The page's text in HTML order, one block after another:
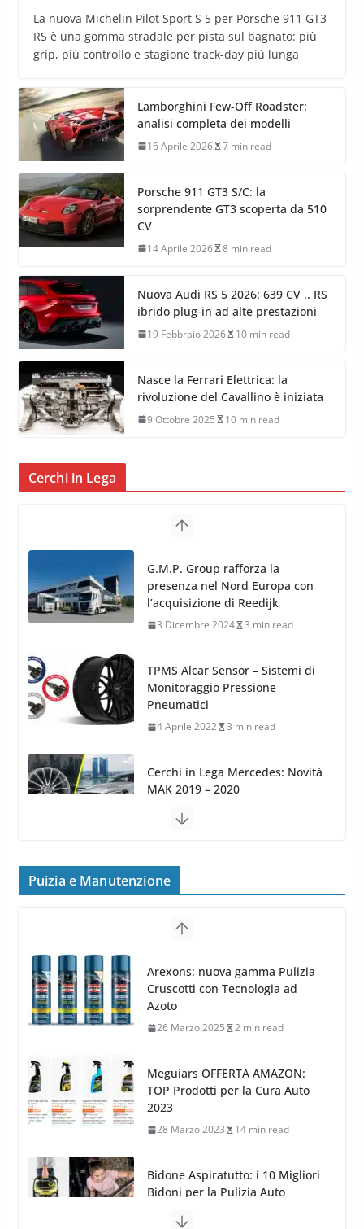
La nuova Michelin Pilot Sport S 5 per Porsche 911 GT3
RS è una gomma stradale per pista sul bagnato: più
grip, più controllo e stagione track-day più lunga
Lamborghini Few-Off Roadster:
analisi completa dei modelli
16 Aprile 2026 7 min read
Porsche 911 GT3 S/C: la
sorprendente GT3 scoperta da 510
CV
14 Aprile 2026 8 min read
Nuova Audi RS 5 2026: 639 CV .. RS
ibrido plug-in ad alte prestazioni
19 Febbraio 2026 10 min read
Nasce la Ferrari Elettrica: la
rivoluzione del Cavallino è iniziata
9 Ottobre 2025 10 min read
Cerchi in Lega
G.M.P. Group rafforza la
presenza nel Nord Europa con
l’acquisizione di Reedijk
3 Dicembre 2024 3 min read
TPMS Alcar Sensor – Sistemi di
Monitoraggio Pressione
Pneumatici
4 Aprile 2022 3 min read
Cerchi in Lega Mercedes: Novità
MAK 2019 – 2020
16 Settembre 2019
24 Luglio 2019 1 min read
frenata e handling
8 Aprile 2026 7 min read
Puizia e Manutenzione
Arexons: nuova gamma Pulizia
Cruscotti con Tecnologia ad
Azoto
26 Marzo 2025 2 min read
Meguiars OFFERTA AMAZON:
TOP Prodotti per la Cura Auto
2023
28 Marzo 2023 14 min read
Bidone Aspiratutto: i 10 Migliori
Bidoni per la Pulizia Auto
6 Maggio 2022